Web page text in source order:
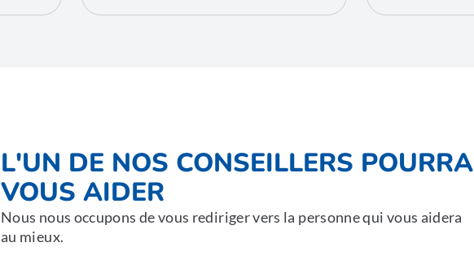
L'UN DE NOS CONSEILLERS POURRA
VOUS AIDER
Nous nous occupons de vous rediriger vers la personne qui vous aidera
au mieux.